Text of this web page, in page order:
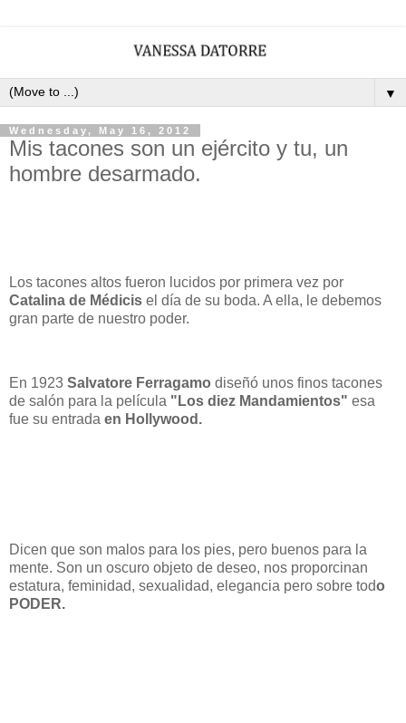
▼
Wednesday, May 16, 2012
Mis tacones son un ejército y tu, un
hombre desarmado.
Los tacones altos fueron lucidos por primera vez por
Catalina de Médicis el día de su boda. A ella, le debemos
gran parte de nuestro poder.
En 1923 Salvatore Ferragamo diseñó unos finos tacones
de salón para la película "Los diez Mandamientos" esa
fue su entrada en Hollywood.
Dicen que son malos para los pies, pero buenos para la
mente. Son un oscuro objeto de deseo, nos proporcinan
estatura, feminidad, sexualidad, elegancia pero sobre todo
PODER.